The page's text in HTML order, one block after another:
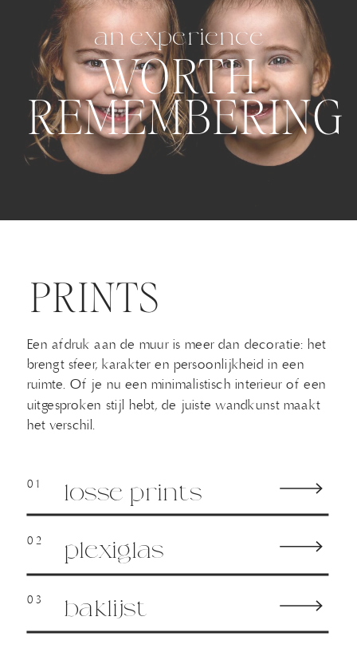
WORTH
REMEMBERING
an experience
baklijst
03
plexiglas
02
losse prints
01
Een afdruk aan de muur is meer dan decoratie: het
brengt sfeer, karakter en persoonlijkheid in een
ruimte. Of je nu een minimalistisch interieur of een
uitgesproken stijl hebt, de juiste wandkunst maakt
het verschil.
PRINTS